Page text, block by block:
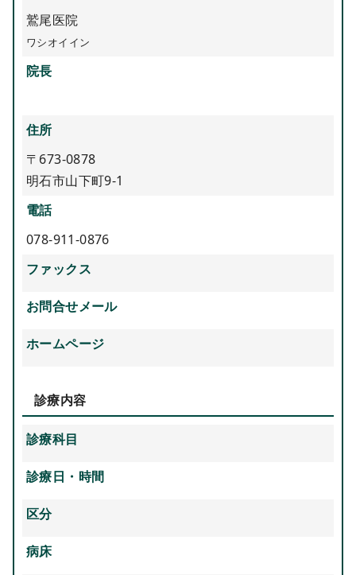
鷲尾医院
ワシオイイン
院長
住所
〒673-0878
明石市山下町9-1
電話
078-911-0876
ファックス
お問合せメール
ホームページ
診療内容
診療科目
診療日・時間
区分
病床